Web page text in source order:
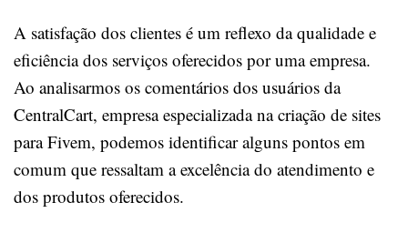
A satisfação dos clientes é um reflexo da qualidade e
eficiência dos serviços oferecidos por uma empresa.
Ao analisarmos os comentários dos usuários da
CentralCart, empresa especializada na criação de sites
para Fivem, podemos identificar alguns pontos em
comum que ressaltam a excelência do atendimento e
dos produtos oferecidos.